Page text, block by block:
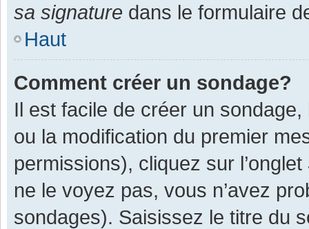
sa signature dans le formulaire
Haut
Comment créer un sondage?
Il est facile de créer un
ou la modification du premier
permissions), cliquez sur l’onglet
ne le voyez pas, vous n’avez
sondages). Saisissez le titre du